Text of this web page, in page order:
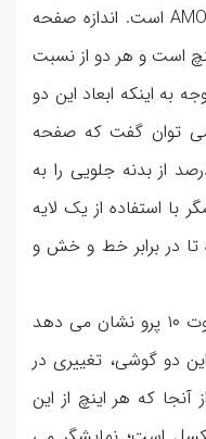
Pro دارای یک نمایشگر لمسی AMOLED است. اندازه صفحه
در هر دو گوشی برابر 6.67 اینچ است و هر دو از نسبت
توجه به اینکه ابعاد این دو
توان گفت که صفحه
در هر دو مورد، حدود 86 درصد از بدنه جلویی را به
استفاده از یک لایه
پوشیده شده تا در برابر خط و خش و
مقایسه شیائومی Mi 11i با ردمی نوت ۱۰ پرو نشان می دهد
دو گوشی، تغییری در
که هر اینچ از این